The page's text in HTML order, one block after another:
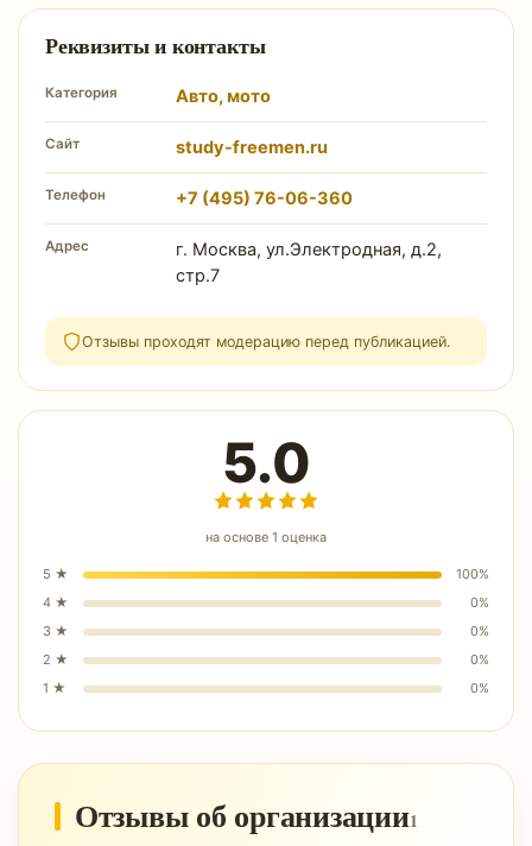
Реквизиты и контакты
Категория Авто, мото
Сайт study-freemen.ru
Телефон +7 (495) 76-06-360
Адрес
г. Москва, ул.Электродная, д.2,
стр.7
Отзывы проходят модерацию перед публикацией.
5.0
на основе 1 оценка
5 ★ 100%
4 ★ 0%
3 ★ 0%
2 ★ 0%
1 ★ 0%
Отзывы об организации1